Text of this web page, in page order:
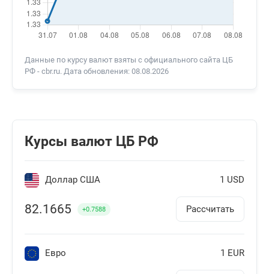
Данные по курсу валют взяты с официального сайта ЦБ
РФ - cbr.ru. Дата обновления: 08.08.2026
Курсы валют ЦБ РФ
Доллар США 1 USD
82.1665 +0.7588 Рассчитать
Евро 1 EUR